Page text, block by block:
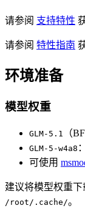
请参阅 支持特性
请参阅 特性指南
环境准备
模型权重
GLM-5.1 （
GLM-5-w4a8 ：
可使用
建议将模型权重
/root/.cache/。